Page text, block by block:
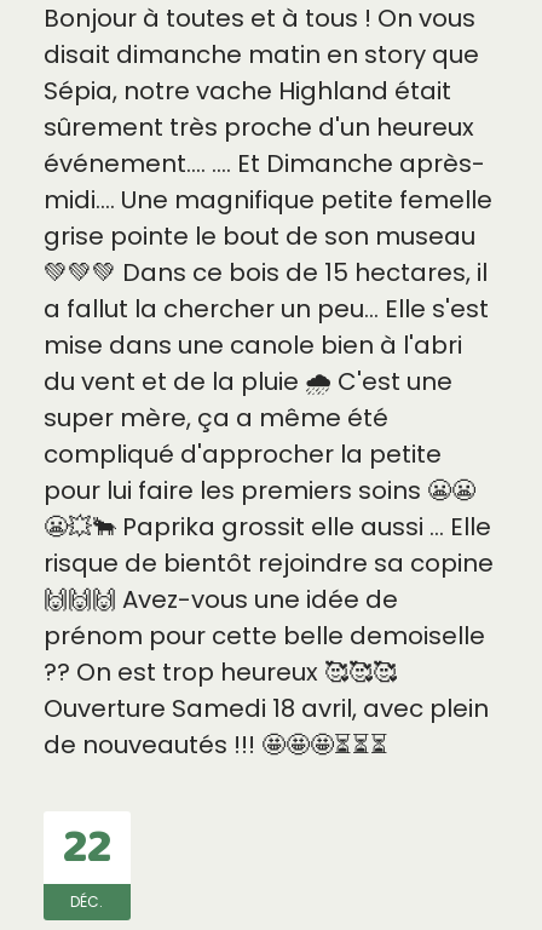
Bonjour à toutes et à tous ! On vous
disait dimanche matin en story que
Sépia, notre vache Highland était
sûrement très proche d'un heureux
événement.... .... Et Dimanche après-
midi.... Une magnifique petite femelle
grise pointe le bout de son museau
💚💚💚 Dans ce bois de 15 hectares, il
a fallut la chercher un peu... Elle s'est
mise dans une canole bien à l'abri
du vent et de la pluie 🌧️ C'est une
super mère, ça a même été
compliqué d'approcher la petite
pour lui faire les premiers soins 😬😬
😬💥🐂 Paprika grossit elle aussi ... Elle
risque de bientôt rejoindre sa copine
🙌🙌🙌 Avez-vous une idée de
prénom pour cette belle demoiselle
?? On est trop heureux 🥰🥰🥰
Ouverture Samedi 18 avril, avec plein
de nouveautés !!! 🤩🤩🤩⏳⏳⏳
22
DÉC.